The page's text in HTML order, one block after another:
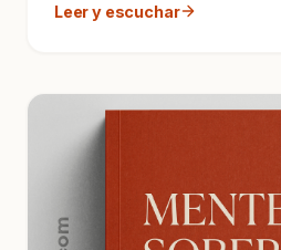
Leer y escuchar